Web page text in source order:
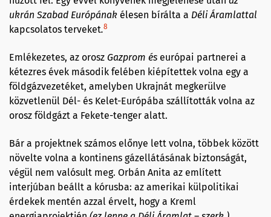
ukrán Szabad Európának élesen bírálta a Déli Áramlattal
kapcsolatos terveket.8
Emlékezetes, az orosz Gazprom és európai partnerei a
kétezres évek második felében kiépítettek volna egy a
földgázvezetéket, amelyben Ukrajnát megkerülve
közvetlenül Dél- és Kelet-Európába szállították volna az
orosz földgázt a Fekete-tenger alatt.
Bár a projektnek számos előnye lett volna, többek között
növelte volna a kontinens gázellátásának biztonságát,
végül nem valósult meg. Orbán Anita az említett
interjúban beállt a kórusba: az amerikai külpolitikai
érdekek mentén azzal érvelt, hogy a Kreml